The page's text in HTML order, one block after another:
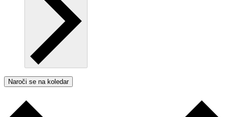
Naroči se na koledar